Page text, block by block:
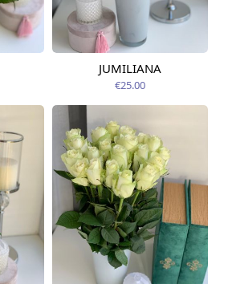
Pieejama no
09.08.2026
JUMILIANA
€25.00